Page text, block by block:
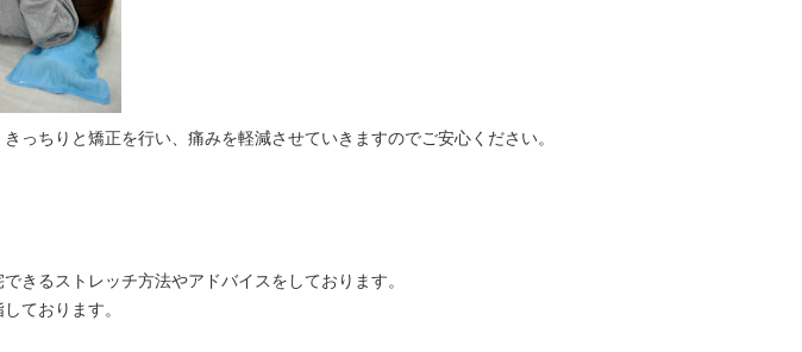
っちりと矯正を行い、痛みを軽減させていきますのでご安心ください。
きるストレッチ方法やアドバイスをしております。
ております。